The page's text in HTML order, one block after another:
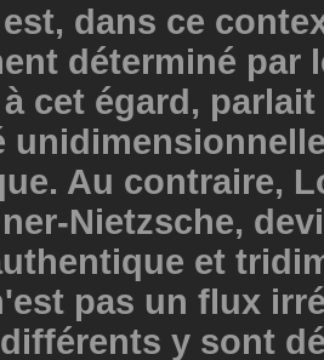
dans ce
déterminé par
cet égard,
Au contraire,
Nietzsche,
et
pas un flux
y sont